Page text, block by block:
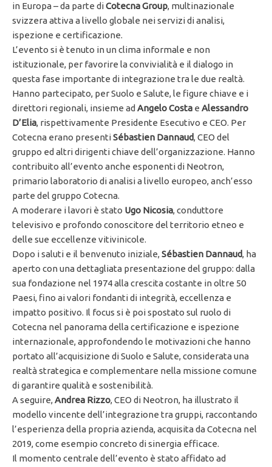
in Europa – da parte diCotecna Group, multinazionale
svizzera attiva a livello globale nei servizi di analisi,
ispezione e certificazione.
L’evento si è tenuto in un clima informale e non
istituzionale, per favorire la convivialità e il dialogo in
questa fase importante di integrazione tra le due realtà.
Hanno partecipato, per Suolo e Salute, le figure chiave e i
direttori regionali, insieme ad Angelo Costa e Alessandro
D’Elia, rispettivamente Presidente Esecutivo e CEO. Per
Cotecna erano presentiSébastien Dannaud, CEO del
gruppo ed altri dirigenti chiave dell’organizzazione. Hanno
contribuito all’evento anche esponenti di Neotron,
primario laboratorio di analisi a livello europeo, anch’esso
parte del gruppo Cotecna.
A moderare i lavori è stato Ugo Nicosia, conduttore
televisivo e profondo conoscitore del territorio etneo e
delle sue eccellenze vitivinicole.
Dopo i saluti e il benvenuto iniziale,Sébastien Dannaud, ha
aperto con una dettagliata presentazione del gruppo: dalla
sua fondazione nel 1974 alla crescita costante in oltre 50
Paesi, fino ai valori fondanti di integrità, eccellenza e
impatto positivo. Il focus si è poi spostato sul ruolo di
Cotecna nel panorama della certificazione e ispezione
internazionale, approfondendo le motivazioni che hanno
portato all’acquisizione di Suolo e Salute, considerata una
realtà strategica e complementare nella missione comune
di garantire qualità e sostenibilità.
A seguire,Andrea Rizzo, CEO di Neotron, ha illustrato il
modello vincente dell’integrazione tra gruppi, raccontando
l’esperienza della propria azienda, acquisita da Cotecna nel
2019, come esempio concreto di sinergia efficace.
Il momento centrale dell’evento è stato affidato ad